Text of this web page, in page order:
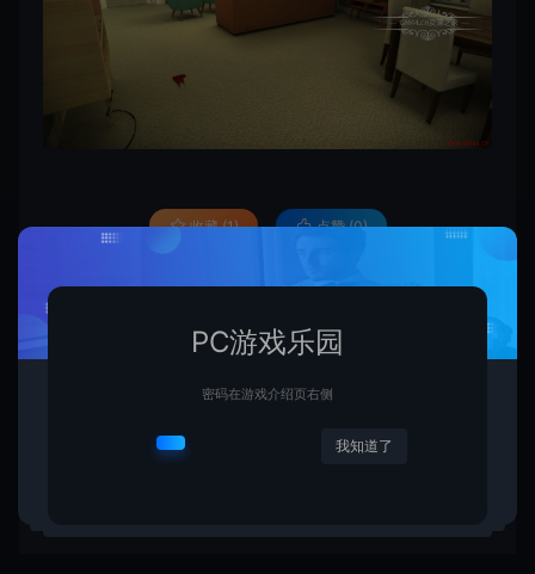
收藏 (1) 点赞 (0)
1.网站内所有文件均为网络共享资源，本站仅做打包整理。仅用于学习交
流，严禁商业用途，否则自行承担后果。
3.所有内容均来自互联网。如侵犯您的版权或利益请发送邮件：
4.本站收费仅用于资源的保存、备份和分享所产生的费用，不用于盈利，亦
PC游戏乐园
密码在游戏介绍页右侧
我知道了